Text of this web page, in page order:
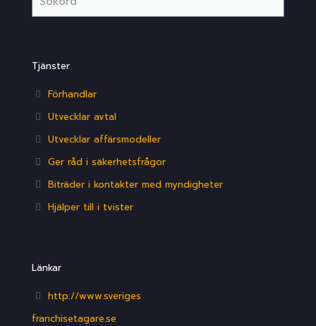
Tjänster
Förhandlar
Utvecklar avtal
Utvecklar affärsmodeller
Ger råd i säkerhetsfrågor
Biträder i kontakter med myndigheter
Hjälper till i tvister
Länkar
http://www.sveriges
franchisetagare.se